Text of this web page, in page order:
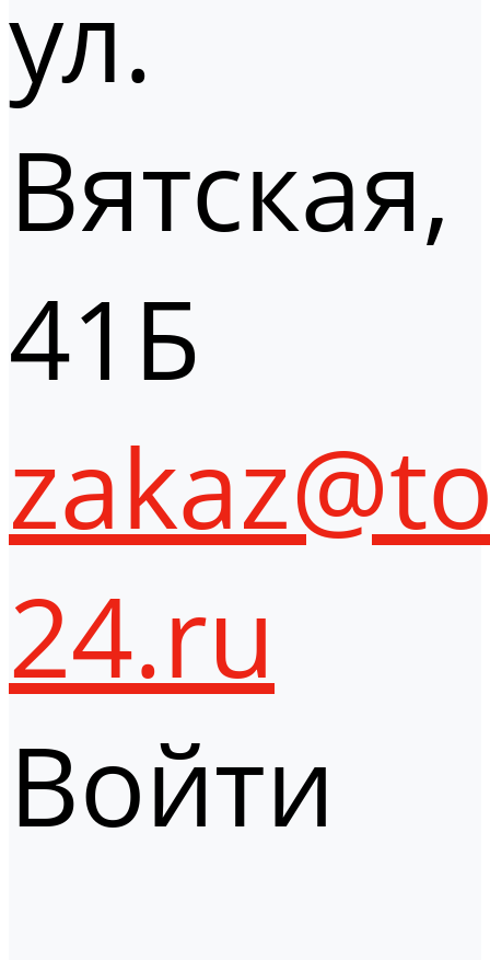
ул.
Вятская,
41Б
24.ru
Войти